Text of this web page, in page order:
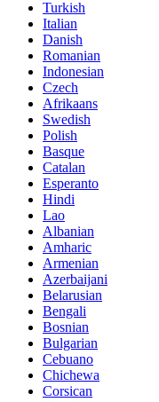
Turkish
Italian
Danish
Romanian
Indonesian
Czech
Afrikaans
Swedish
Polish
Basque
Catalan
Esperanto
Hindi
Lao
Albanian
Amharic
Armenian
Azerbaijani
Belarusian
Bengali
Bosnian
Bulgarian
Cebuano
Chichewa
Corsican